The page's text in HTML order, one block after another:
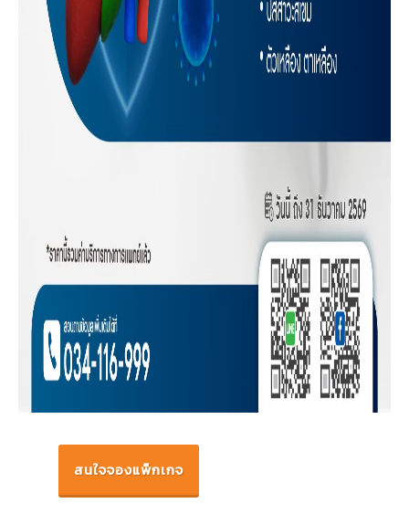
สนใจจองแพ็กเกจ